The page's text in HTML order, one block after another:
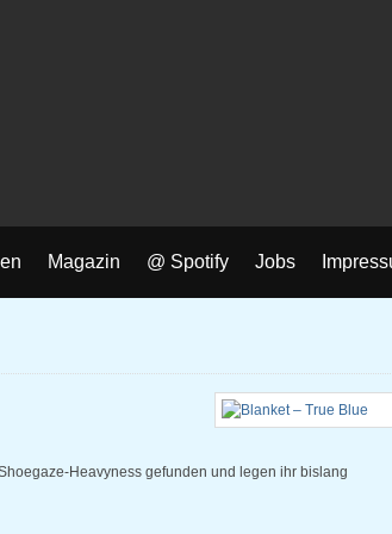
Magazin @ Spotify Jobs
Heavyness gefunden und legen ihr bislang